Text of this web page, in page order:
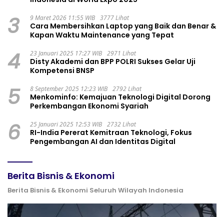
3 9 Maret 2026 11:55 WIB 3777 Lihat
Cara Membersihkan Laptop yang Baik dan Benar &
Kapan Waktu Maintenance yang Tepat
4 23 Januari 2025 17:27 WIB 2971 Lihat
Disty Akademi dan BPP POLRI Sukses Gelar Uji
Kompetensi BNSP
5 8 September 2025 12:23 WIB 2792 Lihat
Menkominfo: Kemajuan Teknologi Digital Dorong
Perkembangan Ekonomi Syariah
6 25 Januari 2025 12:53 WIB 2732 Lihat
RI-India Pererat Kemitraan Teknologi, Fokus
Pengembangan AI dan Identitas Digital
Berita Bisnis & Ekonomi
Berita Bisnis & Ekonomi Seluruh Wilayah Indonesia